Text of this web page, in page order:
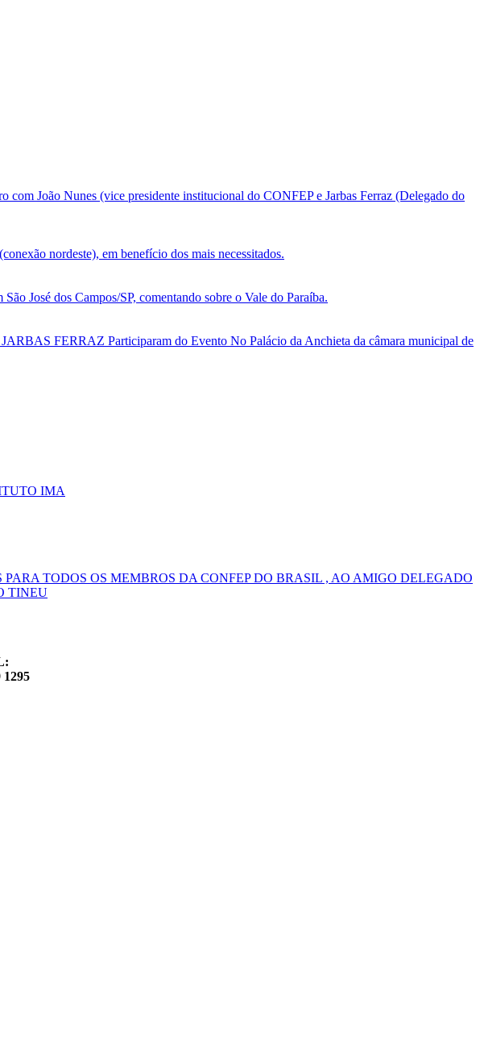
com João Nunes (vice presidente institucional do CONFEP e Jarbas Ferraz (Delegado do
nordeste), em benefício dos mais necessitados.
José dos Campos/SP, comentando sobre o Vale do Paraíba.
FERRAZ Participaram do Evento No Palácio da Anchieta da câmara municipal de
IMA
TODOS OS MEMBROS DA CONFEP DO BRASIL , AO AMIGO DELEGADO
TINEU
1295